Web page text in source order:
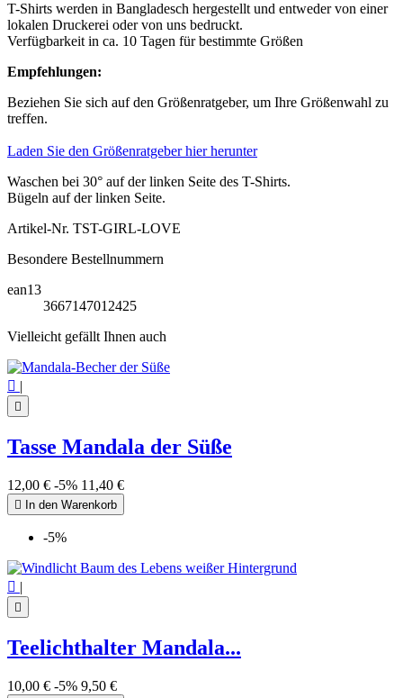
T-Shirts werden in Bangladesch hergestellt und entweder von einer
lokalen Druckerei oder von uns bedruckt.
Verfügbarkeit in ca. 10 Tagen für bestimmte Größen
Empfehlungen:
Beziehen Sie sich auf den Größenratgeber, um Ihre Größenwahl zu
treffen.
Laden Sie den Größenratgeber hier herunter
Waschen bei 30° auf der linken Seite des T-Shirts.
Bügeln auf der linken Seite.
Artikel-Nr. TST-GIRL-LOVE
Besondere Bestellnummern
ean13
3667147012425
Vielleicht gefällt Ihnen auch
 |

Tasse Mandala der Süße
12,00 € -5% 11,40 €
 In den Warenkorb
-5%
 |

Teelichthalter Mandala...
10,00 € -5% 9,50 €